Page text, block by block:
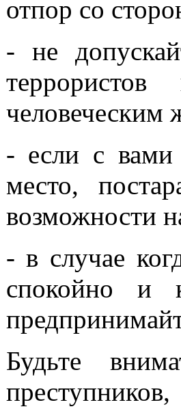
отпор со
- не
человеческим
- если с вами
место,
возможности
- в случае
спокойно и
Будьте